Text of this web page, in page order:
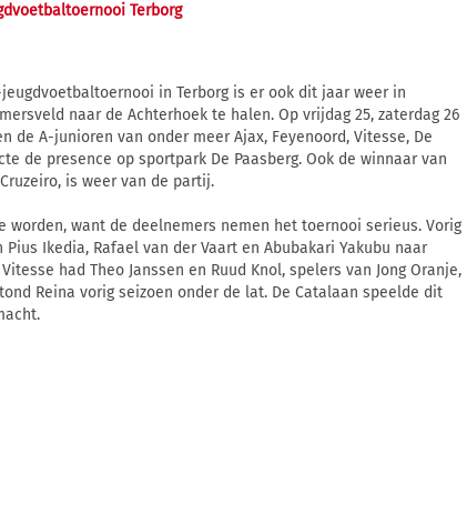
Terborg
jeugdvoetbaltoernooi in Terborg is er ook dit jaar weer in
naar de Achterhoek te halen. Op vrijdag 25, zaterdag 26
de A-junioren van onder meer Ajax, Feyenoord, Vitesse, De
de presence op sportpark De Paasberg. Ook de winnaar van
is weer van de partij.
want de deelnemers nemen het toernooi serieus. Vorig
Ikedia, Rafael van der Vaart en Abubakari Yakubu naar
had Theo Janssen en Ruud Knol, spelers van Jong Oranje,
Reina vorig seizoen onder de lat. De Catalaan speelde dit